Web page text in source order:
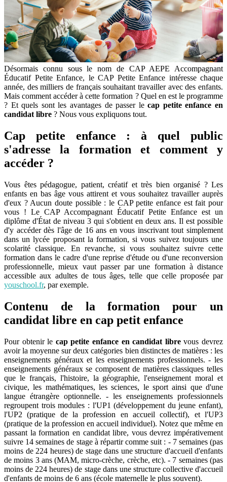
Désormais connu sous le nom de CAP AEPE Accompagnant
Éducatif Petite Enfance, le CAP Petite Enfance intéresse chaque
année, des milliers de français souhaitant travailler avec des enfants.
Mais comment accéder à cette formation ? Quel en est le programme
? Et quels sont les avantages de passer lecap petite enfance en
candidat libre ? Nous vous expliquons tout.
Cap petite enfance : à quel public
s'adresse la formation et comment y
accéder ?
Vous êtes pédagogue, patient, créatif et très bien organisé ? Les
enfants en bas âge vous attirent et vous souhaitez travailler auprès
d'eux ? Aucun doute possible : le CAP petite enfance est fait pour
vous ! Le CAP Accompagnant Éducatif Petite Enfance est un
diplôme d'État de niveau 3 qui s'obtient en deux ans. Il est possible
d'y accéder dès l'âge de 16 ans en vous inscrivant tout simplement
dans un lycée proposant la formation, si vous suivez toujours une
scolarité classique. En revanche, si vous souhaitez suivre cette
formation dans le cadre d'une reprise d'étude ou d'une reconversion
professionnelle, mieux vaut passer par une formation à distance
accessible aux adultes de tous âges, telle que celle proposée par
youschool.fr, par exemple.
Contenu de la formation pour un
candidat libre en cap petit enfance
Pour obtenir le cap petite enfance en candidat librevous devrez
avoir la moyenne sur deux catégories bien distinctes de matières : les
enseignements généraux et les enseignements professionnels. - les
enseignements généraux se composent de matières classiques telles
que le français, l'histoire, la géographie, l'enseignement moral et
civique, les mathématiques, les sciences, le sport ainsi que d'une
langue étrangère optionnelle. - les enseignements professionnels
regroupent trois modules : l'UP1 (développement du jeune enfant),
l'UP2 (pratique de la profession en accueil collectif), et l'UP3
(pratique de la profession en accueil individuel). Notez que même en
passant la formation en candidat libre, vous devrez impérativement
suivre 14 semaines de stage à répartir comme suit : - 7 semaines (pas
moins de 224 heures) de stage dans une structure d'accueil d'enfants
de moins 3 ans (MAM, micro-crèche, crèche, etc). - 7 semaines (pas
moins de 224 heures) de stage dans une structure collective d'accueil
d'enfants de moins de 6 ans (école maternelle le plus souvent).